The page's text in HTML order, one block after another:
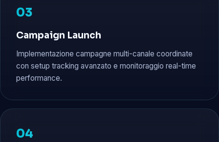
03
Campaign Launch
Implementazione campagne multi-canale coordinate
con setup tracking avanzato e monitoraggio real-time
performance.
04